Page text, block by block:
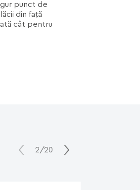
punct de
din faţă
cât pentru
2/20